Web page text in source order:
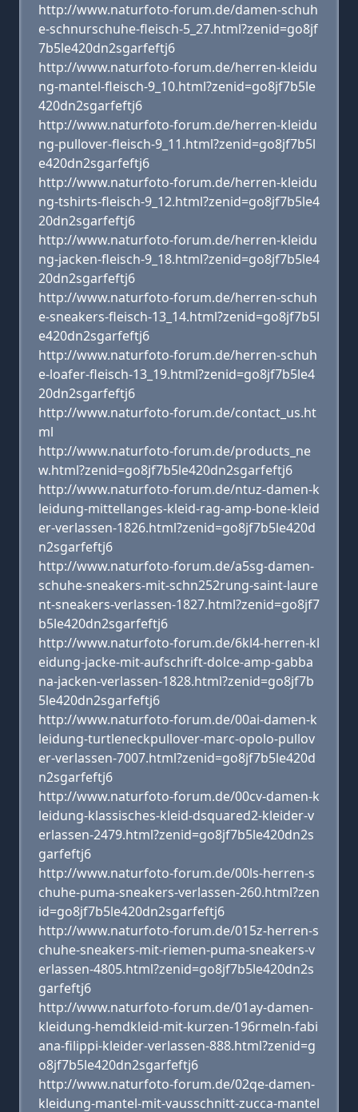
http://www.naturfoto-forum.de/damen-schuh
e-schnurschuhe-fleisch-5_27.html?zenid=go8jf
7b5le420dn2sgarfeftj6
http://www.naturfoto-forum.de/herren-kleidu
ng-mantel-fleisch-9_10.html?zenid=go8jf7b5le
420dn2sgarfeftj6
http://www.naturfoto-forum.de/herren-kleidu
ng-pullover-fleisch-9_11.html?zenid=go8jf7b5l
e420dn2sgarfeftj6
http://www.naturfoto-forum.de/herren-kleidu
ng-tshirts-fleisch-9_12.html?zenid=go8jf7b5le4
20dn2sgarfeftj6
http://www.naturfoto-forum.de/herren-kleidu
ng-jacken-fleisch-9_18.html?zenid=go8jf7b5le4
20dn2sgarfeftj6
http://www.naturfoto-forum.de/herren-schuh
e-sneakers-fleisch-13_14.html?zenid=go8jf7b5l
e420dn2sgarfeftj6
http://www.naturfoto-forum.de/herren-schuh
e-loafer-fleisch-13_19.html?zenid=go8jf7b5le4
20dn2sgarfeftj6
http://www.naturfoto-forum.de/contact_us.ht
ml
http://www.naturfoto-forum.de/products_ne
w.html?zenid=go8jf7b5le420dn2sgarfeftj6
http://www.naturfoto-forum.de/ntuz-damen-k
leidung-mittellanges-kleid-rag-amp-bone-kleid
er-verlassen-1826.html?zenid=go8jf7b5le420d
n2sgarfeftj6
http://www.naturfoto-forum.de/a5sg-damen-
schuhe-sneakers-mit-schn252rung-saint-laure
nt-sneakers-verlassen-1827.html?zenid=go8jf7
b5le420dn2sgarfeftj6
http://www.naturfoto-forum.de/6kl4-herren-kl
eidung-jacke-mit-aufschrift-dolce-amp-gabba
na-jacken-verlassen-1828.html?zenid=go8jf7b
5le420dn2sgarfeftj6
http://www.naturfoto-forum.de/00ai-damen-k
leidung-turtleneckpullover-marc-opolo-pullov
er-verlassen-7007.html?zenid=go8jf7b5le420d
n2sgarfeftj6
http://www.naturfoto-forum.de/00cv-damen-k
leidung-klassisches-kleid-dsquared2-kleider-v
erlassen-2479.html?zenid=go8jf7b5le420dn2s
garfeftj6
http://www.naturfoto-forum.de/00ls-herren-s
chuhe-puma-sneakers-verlassen-260.html?zen
id=go8jf7b5le420dn2sgarfeftj6
http://www.naturfoto-forum.de/015z-herren-s
chuhe-sneakers-mit-riemen-puma-sneakers-v
erlassen-4805.html?zenid=go8jf7b5le420dn2s
garfeftj6
http://www.naturfoto-forum.de/01ay-damen-
kleidung-hemdkleid-mit-kurzen-196rmeln-fabi
ana-filippi-kleider-verlassen-888.html?zenid=g
o8jf7b5le420dn2sgarfeftj6
http://www.naturfoto-forum.de/02qe-damen-
kleidung-mantel-mit-vausschnitt-zucca-mantel